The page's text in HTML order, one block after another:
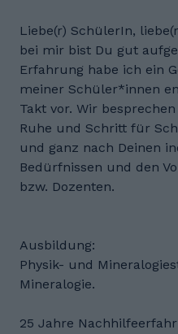
Liebe(r) SchülerIn,
bei mir bist Du gut
Erfahrung habe ich ein
meiner Schüler*innen
Takt vor. Wir
Ruhe und Schritt für
und ganz nach Deinen
Bedürfnissen und den
bzw. Dozenten.
Ausbildung:
Physik- und
Mineralogie.
25 Jahre